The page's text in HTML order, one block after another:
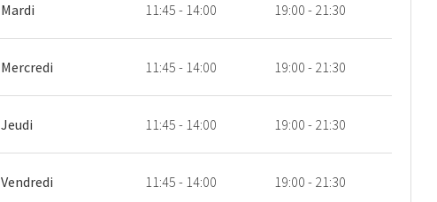
Mardi 11:45 - 14:00 19:00 - 21:30
Mercredi 11:45 - 14:00 19:00 - 21:30
Jeudi 11:45 - 14:00 19:00 - 21:30
Vendredi 11:45 - 14:00 19:00 - 21:30